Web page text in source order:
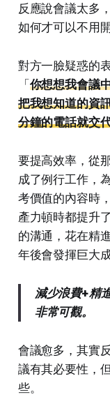
反應說會議太多
如何才可以不用
對方一臉疑惑的
「你想想我會議
把我想知道的資
分鐘的電話就交
要提高效率，從
成了例行工作，
考價值的內容時
產力頓時都提升
的溝通，花在精
年後會發揮巨大成
減少浪費+精
非常可觀。
會議愈多，其實
議有其必要性，
些。